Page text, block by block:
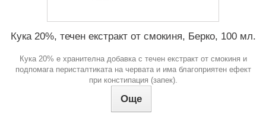
Кука 20%, течен екстракт от смокиня, Берко, 100 мл.
Кука 20% e хранителна добавка с течен екстракт от смокиня и
подпомага перисталтиката на червата и има благоприятен ефект
при констипация (запек).
Още